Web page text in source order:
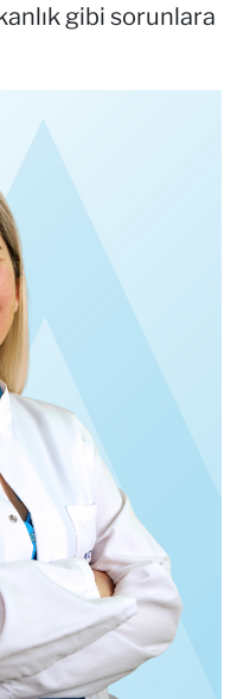
gibi sorunlara